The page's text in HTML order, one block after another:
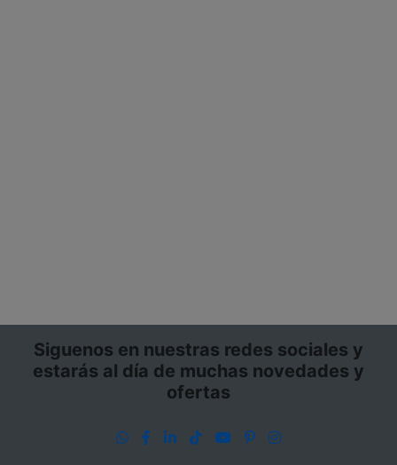
Siguenos en nuestras redes sociales y
estarás al día de muchas novedades y
ofertas
WhatsApp
Facebook
LinkedIn
TikTokYouTube
PinterestInstagram